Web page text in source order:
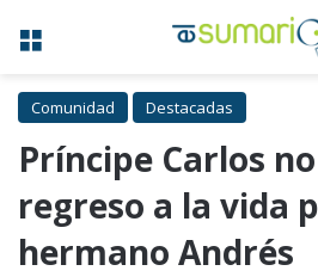
Menú
Comunidad Destacadas
Príncipe Carlos
regreso a la vida
hermano Andrés